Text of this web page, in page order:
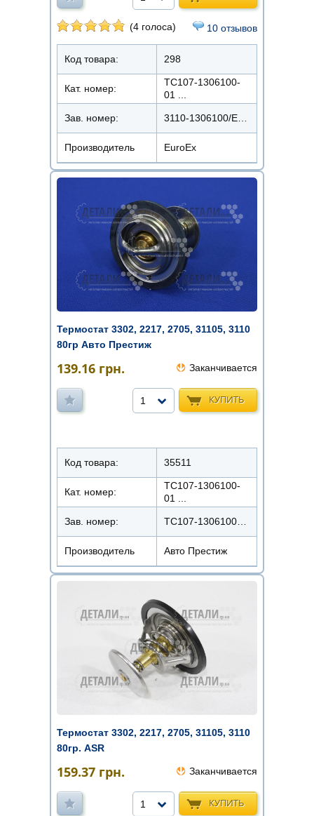
(4 голоса) 10 отзывов
Код товара: 298
Кат. номер:
ТС107-1306100-
01 ...
Зав. номер: 3110-1306100/ЕХ-ТМ3110-80
Производитель EuroEx
Термостат 3302, 2217, 2705, 31105, 3110
80гр Авто Престиж
139.16 грн. Заканчивается
КУПИТЬ
1
Код товара: 35511
Кат. номер:
ТС107-1306100-
01 ...
Зав. номер:
Производитель Авто Престиж
Термостат 3302, 2217, 2705, 31105, 3110
80гр. ASR
159.37 грн. Заканчивается
КУПИТЬ
1